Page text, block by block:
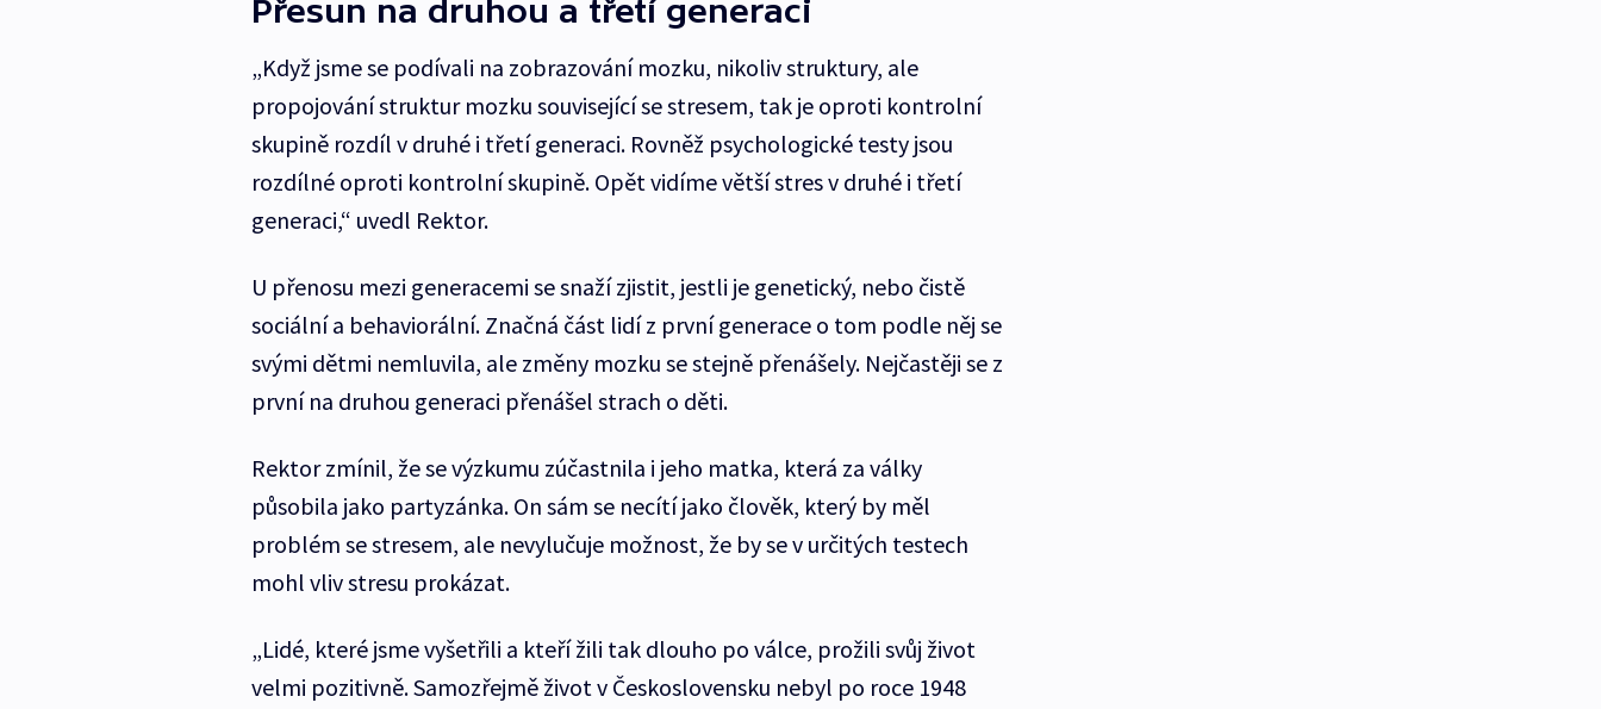
Přesun na druhou a třetí generaci
„Když jsme se podívali na zobrazování mozku, nikoliv struktury, ale
propojování struktur mozku související se stresem, tak je oproti kontrolní
skupině rozdíl v druhé i třetí generaci. Rovněž psychologické testy jsou
rozdílné oproti kontrolní skupině. Opět vidíme větší stres v druhé i třetí
generaci,“ uvedl Rektor.
U přenosu mezi generacemi se snaží zjistit, jestli je genetický, nebo čistě
sociální a behaviorální. Značná část lidí z první generace o tom podle něj se
svými dětmi nemluvila, ale změny mozku se stejně přenášely. Nejčastěji se z
první na druhou generaci přenášel strach o děti.
Rektor zmínil, že se výzkumu zúčastnila i jeho matka, která za války
působila jako partyzánka. On sám se necítí jako člověk, který by měl
problém se stresem, ale nevylučuje možnost, že by se v určitých testech
mohl vliv stresu prokázat.
„Lidé, které jsme vyšetřili a kteří žili tak dlouho po válce, prožili svůj život
velmi pozitivně. Samozřejmě život v Československu nebyl po roce 1948